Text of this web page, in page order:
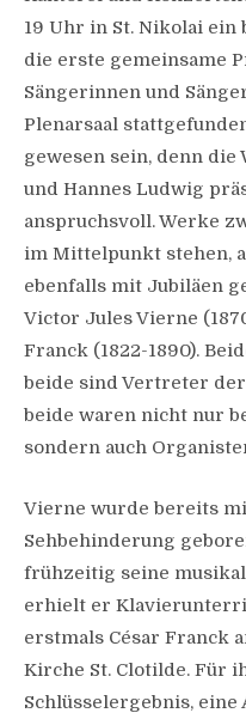
19 Uhr in St. Nikolai ein
die erste gemeinsame
Sängerinnen und
Plenarsaal
gewesen sein, denn
und Hannes Ludwig
anspruchsvoll. Werke
im Mittelpunkt stehen,
ebenfalls mit Jubiläen
Victor Jules Vierne
Franck (1822-1890).
beide sind Vertreter
beide waren nicht nur
sondern auch
Vierne wurde bereits
Sehbehinderung
frühzeitig seine
erhielt er
erstmals César Franck
Kirche St. Clotilde. Für
Schlüsselergebnis, eine